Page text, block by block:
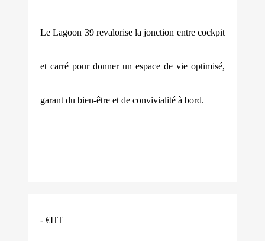
Le Lagoon 39 revalorise la jonction entre cockpit
et carré pour donner un espace de vie optimisé,
garant du bien-être et de convivialité à bord.
- €HT